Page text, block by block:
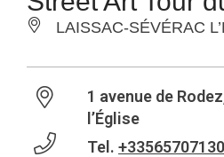
LAISSAC-SÉVÉRAC
1 avenue de
l’Église
Tel. +33565707130